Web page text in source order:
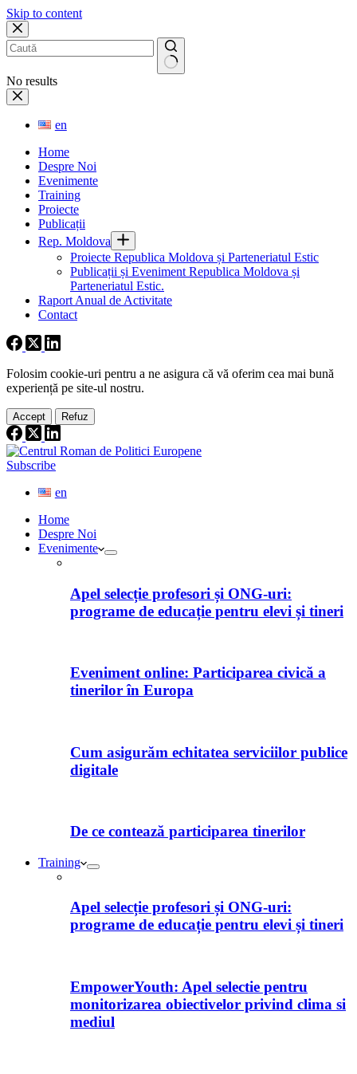
Skip to content
No results
en
Home
Despre Noi
Evenimente
Training
Proiecte
Publicații
Rep. Moldova
Proiecte Republica Moldova și Parteneriatul Estic
Publicații și Eveniment Republica Moldova și
Parteneriatul Estic.
Raport Anual de Activitate
Contact
Folosim cookie-uri pentru a ne asigura că vă oferim cea mai bună
experiență pe site-ul nostru.
Accept Refuz
Subscribe
en
Home
Despre Noi
Evenimente
Apel selecție profesori și ONG-uri:
programe de educație pentru elevi și tineri
Eveniment online: Participarea civică a
tinerilor în Europa
Cum asigurăm echitatea serviciilor publice
digitale
De ce contează participarea tinerilor
Training
Apel selecție profesori și ONG-uri:
programe de educație pentru elevi și tineri
EmpowerYouth: Apel selectie pentru
monitorizarea obiectivelor privind clima si
mediul